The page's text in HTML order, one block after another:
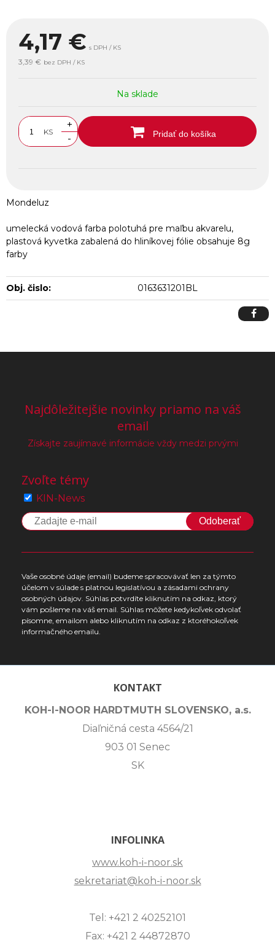
4,17 € s DPH / KS
3,39 € bez DPH / KS
Na sklade
KS
+
-
Pridať do košíka
Mondeluz
umelecká vodová farba polotuhá pre maľbu akvarelu,
plastová kyvetka zabalená do hliníkovej fólie obsahuje 8g
farby
Obj. čislo: 0163631201BL
Najdôležitejšie novinky priamo na váš
email
Získajte zaujímavé informácie vždy medzi prvými
Zvoľte témy
KIN-News
Odoberať
Vaše osobné údaje (email) budeme spracovávať len za týmto
účelom v súlade s platnou legislatívou a zásadami ochrany
osobných údajov. Súhlas potvrdíte kliknutím na odkaz, ktorý
vám pošleme na váš email. Súhlas môžete kedykoľvek odvolať
písomne, emailom alebo kliknutím na odkaz z ktoréhokoľvek
informačného emailu.
KONTAKT
KOH-I-NOOR HARDTMUTH SLOVENSKO, a.s.
Diaľničná cesta 4564/21
903 01 Senec
SK
INFOLINKA
www.koh-i-noor.sk
sekretariat@koh-i-noor.sk
Tel: +421 2 40252101
Fax: +421 2 44872870